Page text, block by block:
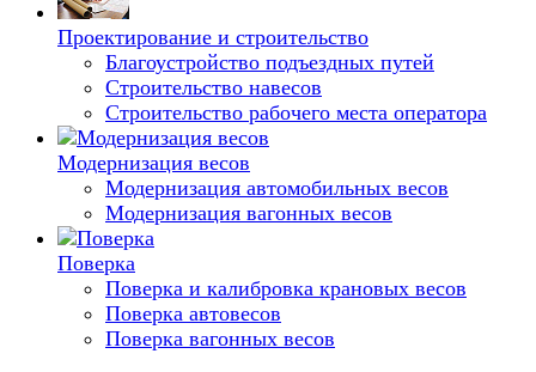
Проектирование и строительство
Благоустройство подъездных путей
Строительство навесов
Строительство рабочего места оператора
Модернизация весов
Модернизация автомобильных весов
Модернизация вагонных весов
Поверка
Поверка и калибровка крановых весов
Поверка автовесов
Поверка вагонных весов